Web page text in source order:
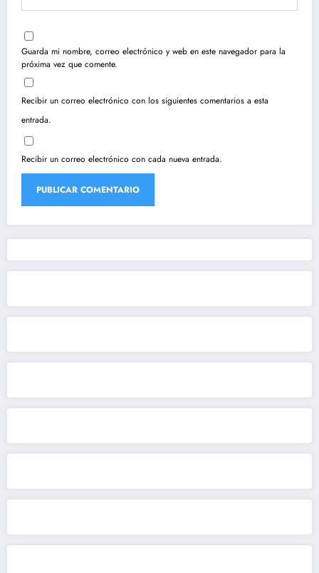
Guarda mi nombre, correo electrónico y web en este navegador para la
próxima vez que comente.
Recibir un correo electrónico con los siguientes comentarios a esta
entrada.
Recibir un correo electrónico con cada nueva entrada.